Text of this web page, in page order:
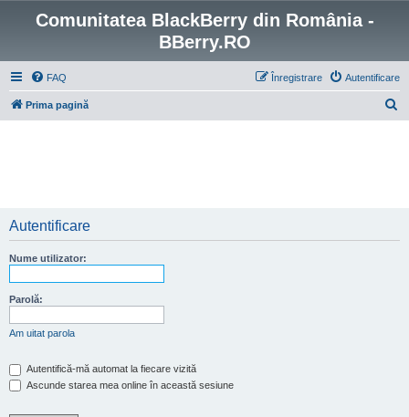
Comunitatea BlackBerry din România -
BBerry.RO
FAQ Autentificare
Înregistrare
Prima pagină
Autentificare
Nume utilizator:
Parolă:
Am uitat parola
Autentifică-mă automat la fiecare vizită
Ascunde starea mea online în această sesiune